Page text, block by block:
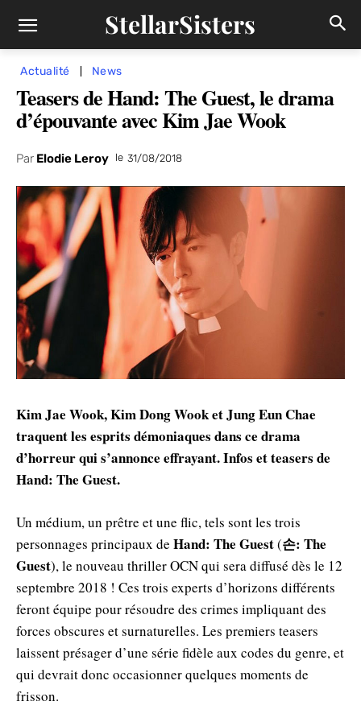
StellarSisters
Actualité News
Teasers de Hand: The Guest, le drama
d’épouvante avec Kim Jae Wook
Par Elodie Leroy le 31/08/2018
Kim Jae Wook, Kim Dong Wook et Jung Eun Chae
traquent les esprits démoniaques dans ce drama
d’horreur qui s’annonce effrayant. Infos et teasers de
Hand: The Guest.
Un médium, un prêtre et une flic, tels sont les trois
personnages principaux de Hand: The Guest(손: The
Guest), le nouveau thriller OCN qui sera diffusé dès le 12
septembre 2018 ! Ces trois experts d’horizons différents
feront équipe pour résoudre des crimes impliquant des
forces obscures et surnaturelles. Les premiers teasers
laissent présager d’une série fidèle aux codes du genre, et
qui devrait donc occasionner quelques moments de
frisson.